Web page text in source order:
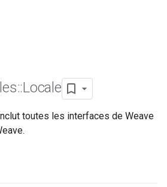
::Locale
toutes les interfaces de Weave